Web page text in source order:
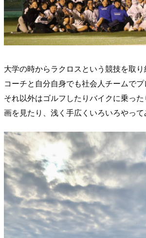
大学の時からラクロスという競技を取
コーチと自分自身でも社会人チームでプ
それ以外はゴルフしたりバイクに乗っ
画を見たり、浅く手広くいろいろやって